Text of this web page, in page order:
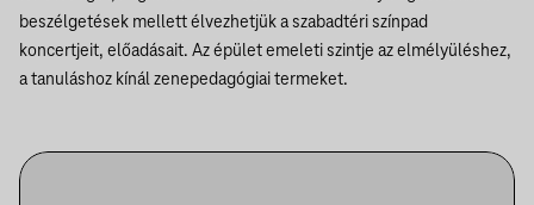
beszélgetések mellett élvezhetjük a szabadtéri színpad
koncertjeit, előadásait. Az épület emeleti szintje az elmélyüléshez,
a tanuláshoz kínál zenepedagógiai termeket.